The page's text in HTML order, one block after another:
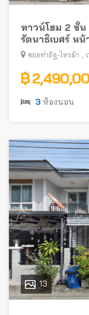
ทาวน์โฮม 2 ชั้น
รัตนาธิเบศร์ ห
อิฐ-ไทรม้า) พร้
ซอยท่าอิฐ-ไทรม้า ,
฿
3 ห้องนอน
13